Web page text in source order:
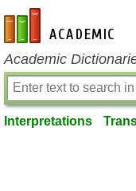
en-academic.com
Academic
Interpretations